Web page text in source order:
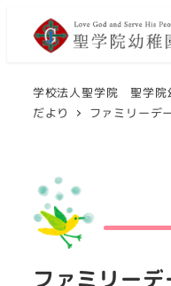
学校法人聖学院 聖学院
だより
ファミリーデ
ファミリーデ